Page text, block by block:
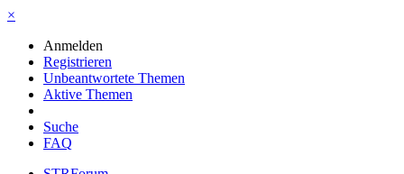
×
Anmelden
Registrieren
Unbeantwortete Themen
Aktive Themen
Suche
FAQ